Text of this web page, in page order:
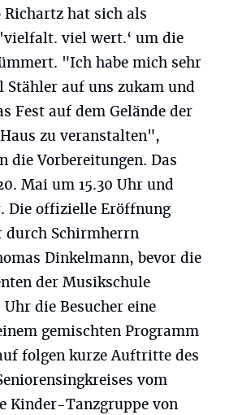
hat sich als
viel wert.‘ um die
"Ich habe mich sehr
Stähler auf uns zukam und
Fest auf dem Gelände der
zu veranstalten",
die Vorbereitungen. Das
Mai um 15.30 Uhr und
Die offizielle Eröffnung
durch Schirmherrn
Dinkelmann, bevor die
der Musikschule
Uhr die Besucher eine
gemischten Programm
folgen kurze Auftritte des
vom
Kinder-Tanzgruppe von